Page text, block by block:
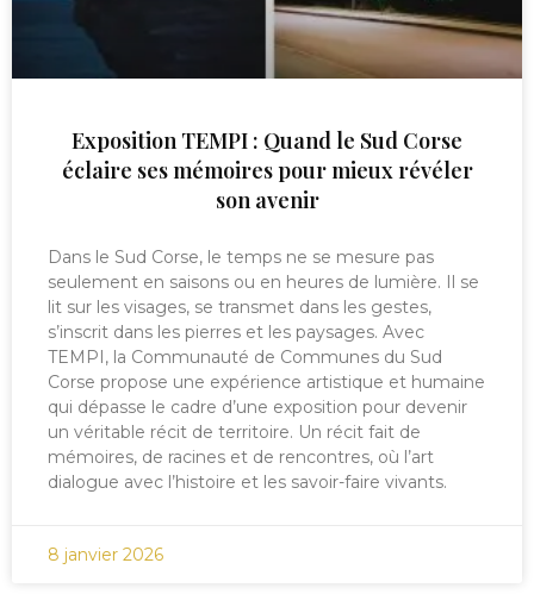
Exposition TEMPI : Quand le Sud Corse
éclaire ses mémoires pour mieux révéler
son avenir
Dans le Sud Corse, le temps ne se mesure pas
seulement en saisons ou en heures de lumière. Il se
lit sur les visages, se transmet dans les gestes,
s’inscrit dans les pierres et les paysages. Avec
TEMPI, la Communauté de Communes du Sud
Corse propose une expérience artistique et humaine
qui dépasse le cadre d’une exposition pour devenir
un véritable récit de territoire. Un récit fait de
mémoires, de racines et de rencontres, où l’art
dialogue avec l’histoire et les savoir-faire vivants.
8 janvier 2026